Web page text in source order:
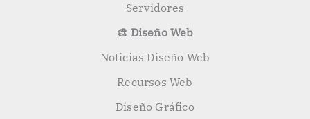
Servidores
🎨 Diseño Web
Noticias Diseño Web
Recursos Web
Diseño Gráfico